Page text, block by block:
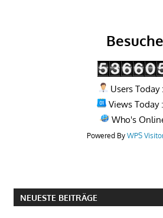
Users Today
Views Today
Who's
Powered By WPS
NEUESTE BEITRÄGE